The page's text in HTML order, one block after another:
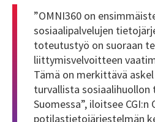
”OMNI360 on
sosiaalipalvelujen
toteutustyö on suoraan
liittymisvelvoitteen
Tämä on merkittävä
turvallista sosiaalihuollon
Suomessa”, iloitsee CGI:n
potilastietojärjestelmän